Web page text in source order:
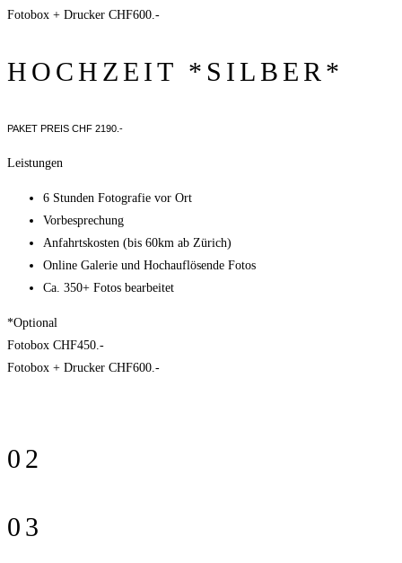
Fotobox + Drucker CHF600.-
HOCHZEIT *SILBER*
PAKET PREIS CHF 2190.-
Leistungen
6 Stunden Fotografie vor Ort
Vorbesprechung
Anfahrtskosten (bis 60km ab Zürich)
Online Galerie und Hochauflösende Fotos
Ca. 350+ Fotos bearbeitet
*Optional
Fotobox CHF450.-
Fotobox + Drucker CHF600.-
02
03